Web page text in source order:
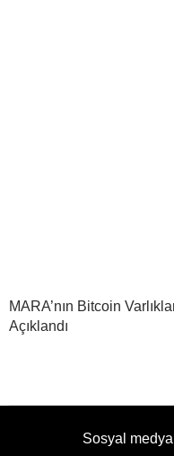
MARA’nın Bitcoin
Açıklandı
Sosyal medya